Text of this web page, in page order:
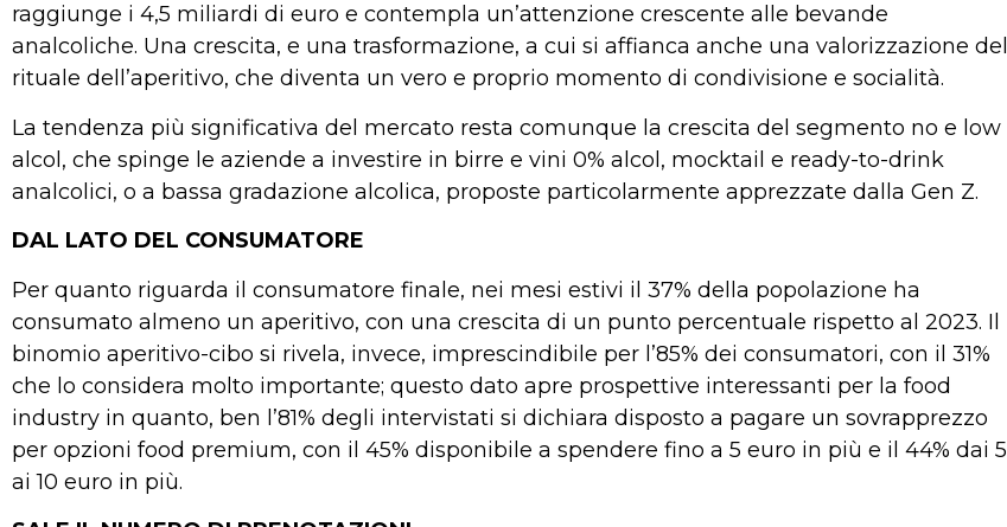
raggiunge i 4,5 miliardi di euro e contempla un’attenzione crescente alle bevande
analcoliche. Una crescita, e una trasformazione, a cui si affianca anche una valorizzazione del
rituale dell’aperitivo, che diventa un vero e proprio momento di condivisione e socialità.
La tendenza più significativa del mercato resta comunque la crescita del segmento no e low
alcol, che spinge le aziende a investire in birre e vini 0% alcol, mocktail e ready-to-drink
analcolici, o a bassa gradazione alcolica, proposte particolarmente apprezzate dalla Gen Z.
DAL LATO DEL CONSUMATORE
Per quanto riguarda il consumatore finale, nei mesi estivi il 37% della popolazione ha
consumato almeno un aperitivo, con una crescita di un punto percentuale rispetto al 2023. Il
binomio aperitivo-cibo si rivela, invece, imprescindibile per l’85% dei consumatori, con il 31%
che lo considera molto importante; questo dato apre prospettive interessanti per la food
industry in quanto, ben l’81% degli intervistati si dichiara disposto a pagare un sovrapprezzo
per opzioni food premium, con il 45% disponibile a spendere fino a 5 euro in più e il 44% dai 5
ai 10 euro in più.